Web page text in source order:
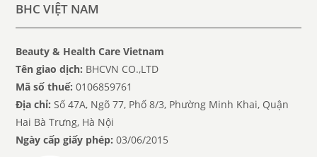
BHC VIỆT NAM
Beauty & Health Care Vietnam
Tên giao dịch: BHCVN CO.,LTD
Mã số thuế:0106859761
Địa chỉ: Số 47A, Ngõ 77, Phố 8/3, Phường Minh Khai, Quận
Hai Bà Trưng, Hà Nội
Ngày cấp giấy phép: 03/06/2015